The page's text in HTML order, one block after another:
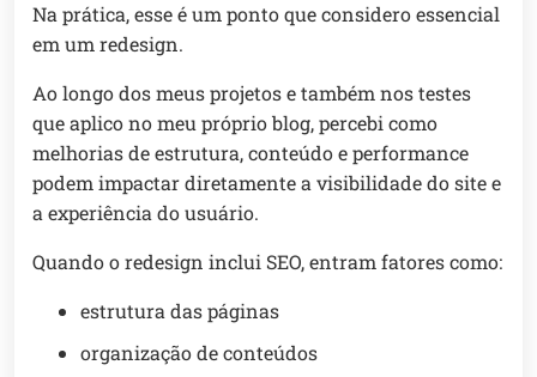
Na prática, esse é um ponto que considero essencial
em um redesign.
Ao longo dos meus projetos e também nos testes
que aplico no meu próprio blog, percebi como
melhorias de estrutura, conteúdo e performance
podem impactar diretamente a visibilidade do site e
a experiência do usuário.
Quando o redesign inclui SEO, entram fatores como:
estrutura das páginas
organização de conteúdos